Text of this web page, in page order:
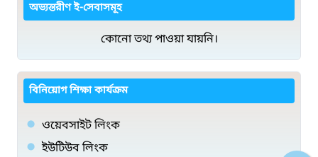
অভ্যন্তরীণ ই-সেবাসমূহ
কোনো তথ্য পাওয়া যায়নি।
বিনিয়োগ শিক্ষা কার্যক্রম
ওয়েবসাইট লিংক
ইউটিউব লিংক